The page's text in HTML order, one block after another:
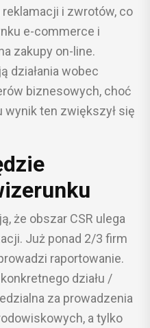
i zwrotów, co
e-commerce i
zakupy on-line.
działania wobec
biznesowych, choć
wynik ten zwiększył się
że obszar CSR ulega
Już ponad 2/3 firm
raportowanie.
działu /
za prowadzenia
a tylko